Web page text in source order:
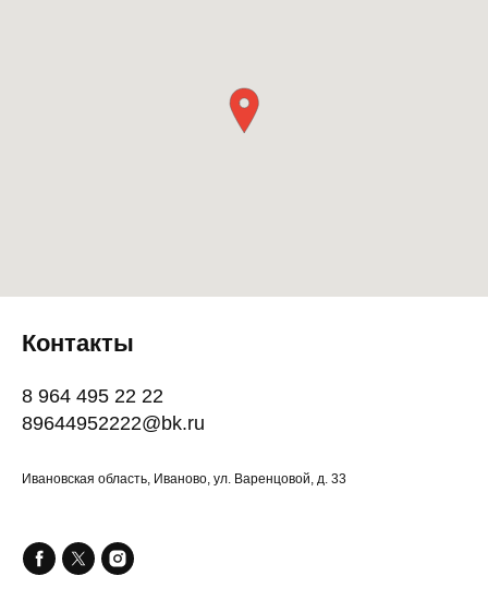
Контакты
8 964 495 22 22
89644952222@bk.ru
Ивановская область, Иваново, ул. Варенцовой, д. 33